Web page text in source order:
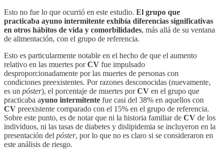
Esto no fue lo que ocurrió en este estudio. El grupo que
practicaba ayuno intermitente exhibía diferencias significativas
en otros hábitos de vida y comorbilidades, más allá de su ventana
de alimentación, con el grupo de referencia.
Esto es particularmente notable en el hecho de que el aumento
relativo en las muertes porCV fue impulsado
desproporcionadamente por las muertes de personas con
condiciones preexistentes. Por razones desconocidas (nuevamente,
es un póster), el porcentaje de muertes porCV en el grupo que
practicaba ayuno intermitente fue casi del 38% en aquellos con
CV preexistente comparado con el 15% en el grupo de referencia.
Sobre este punto, es de notar que ni la historia familiar de CV de los
individuos, ni las tasas de diabetes y dislipidemia se incluyeron en la
presentación del póster, por lo que no es claro si se consideraron en
este análisis de riesgo.